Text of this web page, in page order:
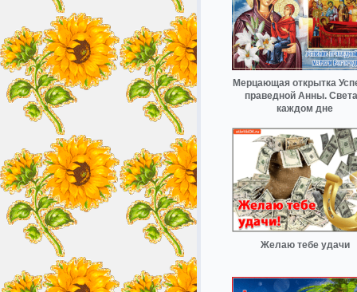
Мерцающая открытка
праведной Анны.
каждом дне
Желаю тебе удачи